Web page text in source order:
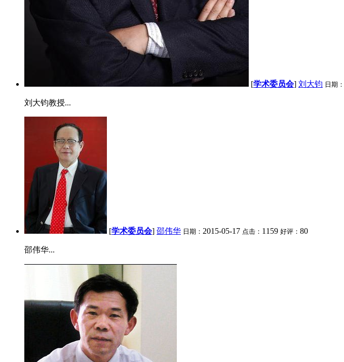
[学术委员会] 刘大钧 日期：
刘大钧教授...
[学术委员会] 邵伟华 日期： 2015-05-17 点击： 1159 好评： 80
邵伟华...